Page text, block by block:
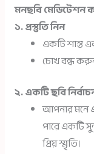
মনছবি মেডিটেশন
১. প্রস্তুতি নিন
একটি শান্ত
চোখ বন্ধ
২. একটি ছবি
আপনার মনে
পারে একটি
প্রিয় স্মৃতি।